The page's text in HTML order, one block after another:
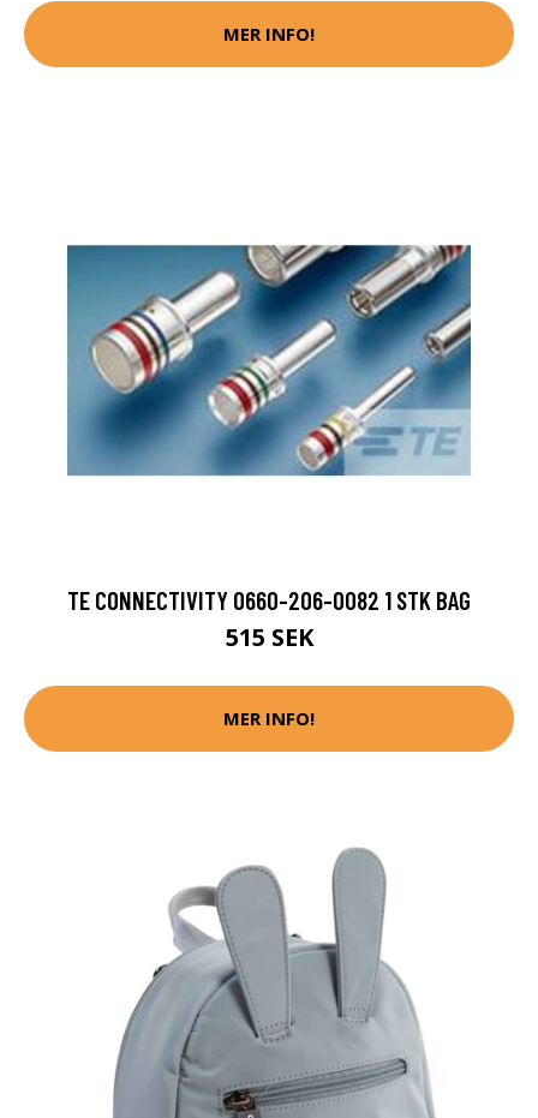
MER INFO!
TE CONNECTIVITY 0660-206-0082 1 STK BAG
515 SEK
MER INFO!